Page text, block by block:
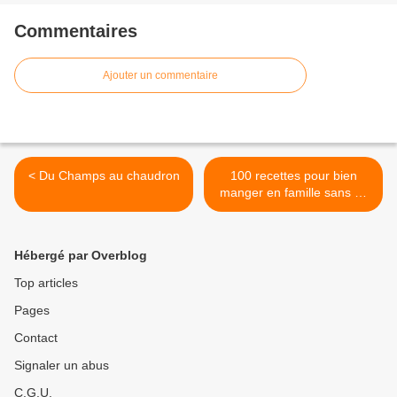
Commentaires
Ajouter un commentaire
< Du Champs au chaudron
100 recettes pour bien
manger en famille sans se
ruiner >
Hébergé par Overblog
Top articles
Pages
Contact
Signaler un abus
C.G.U.